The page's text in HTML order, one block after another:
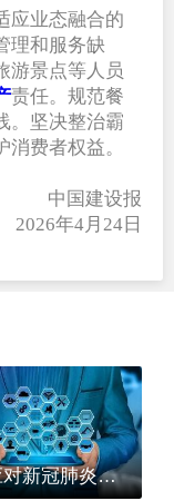
应业态融合的
理和服务缺
游景点等人员
责任。规范餐
。坚决整治霸
费者权益。
中国建设报
2026年4月24日
关于应对新冠肺炎疫情防控期间支持建筑企业复工复产若干措施的通知(黔建建字[2020]24号)